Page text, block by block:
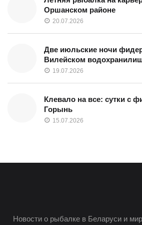
Оршанском районе
20.07.2026
Две июльские ночи
Вилейском
19.07.2026
Клевало на все: сутки с
Горынь
15.07.2026
Новости о рыбалке в Беларуси и